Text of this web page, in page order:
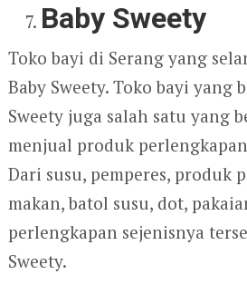
Baby Sweety
Toko bayi di Serang yang
Baby Sweety. Toko bayi yang
Sweety juga salah satu yang
menjual produk
Dari susu, pemperes, produk
makan, batol susu, dot,
perlengkapan sejenisnya
Sweety.